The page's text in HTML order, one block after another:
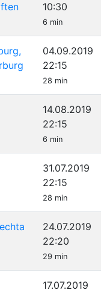
10:30
6 min
04.09.2019
22:15
28 min
14.08.2019
22:15
6 min
31.07.2019
22:15
28 min
24.07.2019
22:20
29 min
17.07.2019